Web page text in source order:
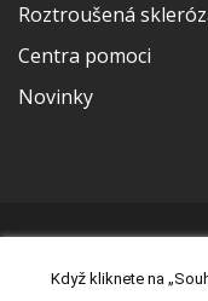
Roztroušená
Centra pomoci
Novinky
Právní prohlášení|
Když kliknete na